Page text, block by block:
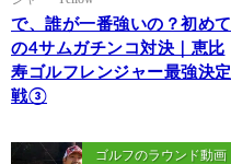
で、誰が一番強いの？初めて
の4サムガチンコ対決｜恵比
寿ゴルフレンジャー最強決定
戦③
ゴルフのラウンド動画